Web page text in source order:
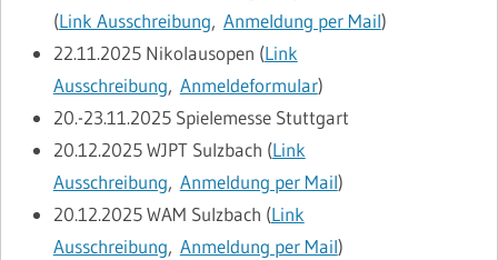
(Link Ausschreibung, Anmeldung per Mail)
22.11.2025Nikolausopen (Link
Ausschreibung, Anmeldeformular)
20.-23.11.2025Spielemesse Stuttgart
20.12.2025WJPT Sulzbach (Link
Ausschreibung, Anmeldung per Mail)
20.12.2025WAM Sulzbach (Link
Ausschreibung, Anmeldung per Mail)